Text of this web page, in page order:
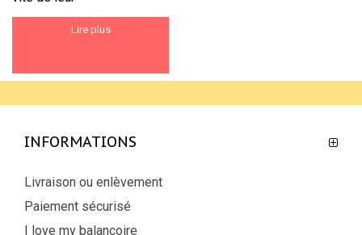
Lire plus
INFORMATIONS
Livraison ou enlèvement
Paiement sécurisé
I love my balançoire